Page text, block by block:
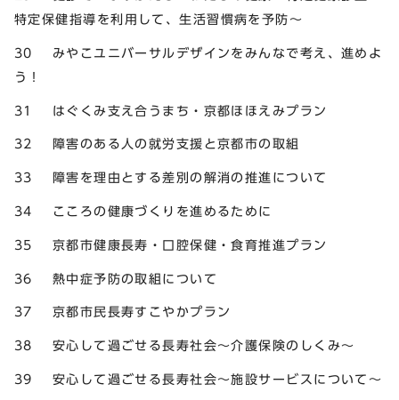
特定保健指導を利用して、生活習慣病を予防～
30 みやこユニバーサルデザインをみんなで考え、進めよ
う！
31 はぐくみ支え合うまち・京都ほほえみプラン
32 障害のある人の就労支援と京都市の取組
33 障害を理由とする差別の解消の推進について
34 こころの健康づくりを進めるために
35 京都市健康長寿・口腔保健・食育推進プラン
36 熱中症予防の取組について
37 京都市民長寿すこやかプラン
38 安心して過ごせる長寿社会～介護保険のしくみ～
39 安心して過ごせる長寿社会～施設サービスについて～